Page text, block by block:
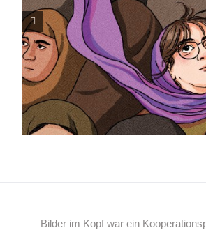
Bilder im Kopf war ein